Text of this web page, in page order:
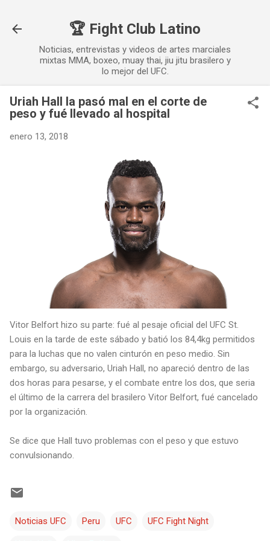
🏆 Fight Club Latino
Noticias, entrevistas y videos de artes marciales
mixtas MMA, boxeo, muay thai, jiu jitu brasilero y
lo mejor del UFC.
Uriah Hall la pasó mal en el corte de
peso y fué llevado al hospital
enero 13, 2018
Vitor Belfort hizo su parte: fué al pesaje oficial del UFC St.
Louis en la tarde de este sábado y batió los 84,4kg permitidos
para la luchas que no valen cinturón en peso medio. Sin
embargo, su adversario, Uriah Hall, no apareció dentro de las
dos horas para pesarse, y el combate entre los dos, que seria
el último de la carrera del brasilero Vitor Belfort, fué cancelado
por la organización.
Se dice que Hall tuvo problemas con el peso y que estuvo
convulsionando.
Noticias UFC Peru UFC UFC Fight Night